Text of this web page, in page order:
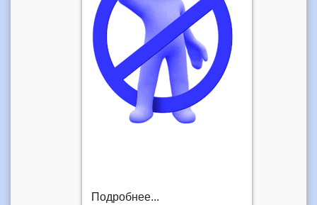
Подробнее...